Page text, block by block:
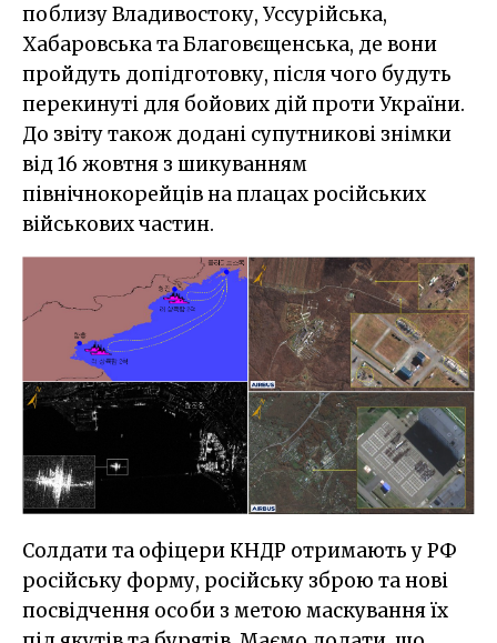
поблизу Владивостоку, Уссурійська,
Хабаровська та Благовєщенська, де вони
пройдуть допідготовку, після чого будуть
перекинуті для бойових дій проти України.
До звіту також додані супутникові знімки
від 16 жовтня з шикуванням
північнокорейців на плацах російських
військових частин.
Солдати та офіцери КНДР отримають у РФ
російську форму, російську зброю та нові
посвідчення особи з метою маскування їх